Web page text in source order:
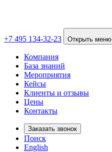
+7 495 134-32-23 Открыть меню
Компания
База знаний
Мероприятия
Кейсы
Клиенты и отзывы
Цены
Контакты
Заказать звонок
Поиск
English